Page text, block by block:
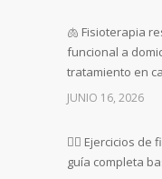
🫁 Fisioterapia
funcional a
tratamiento en
JUNIO 16, 2026
🏋️‍♀️ Ejercicios de
guía completa